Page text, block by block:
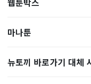
마나툰
뉴토끼 바로가기 대체